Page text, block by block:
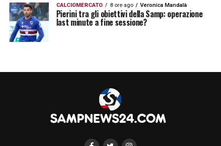
CALCIOMERCATO 8 ore ago Veronica Mandalà
Pierini tra gli obiettivi della Samp: operazione
last minute a fine sessione?